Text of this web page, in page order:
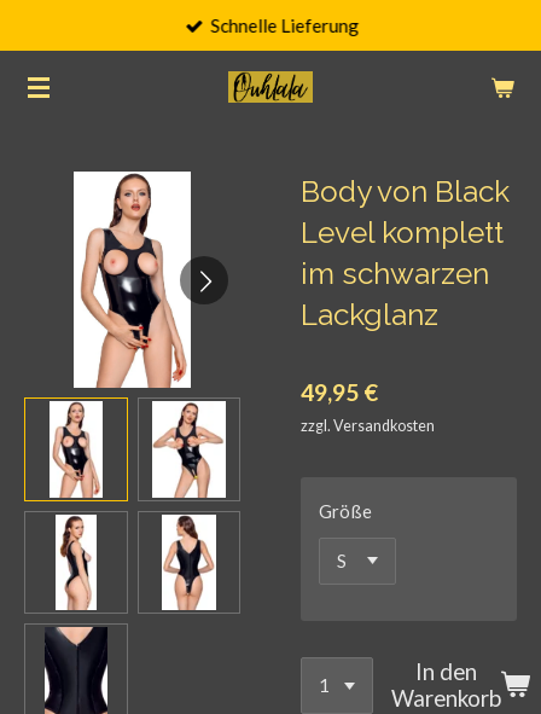
springen
Schnelle Lieferung
Body von Black
Level komplett
im schwarzen
Lackglanz
49,95 €
zzgl. Versandkosten
Größe
In den
Warenkorb